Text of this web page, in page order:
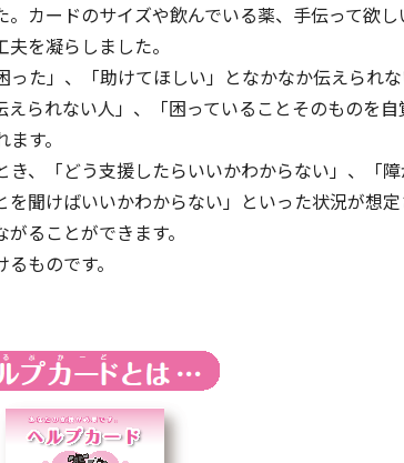
カードのサイズや飲んでいる薬、手伝って欲
を凝らしました。
た」、「助けてほしい」となかなか伝えられ
られない人」、「困っていることそのものを
す。
、「どう支援したらいいかわからない」、「
聞けばいいかわからない」といった状況が想定
ることができます。
ものです。